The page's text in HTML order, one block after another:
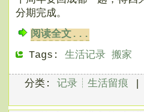
分期完成。
阅读全文...
Tags:生活记录 搬家
分类: 记录┊生活留痕